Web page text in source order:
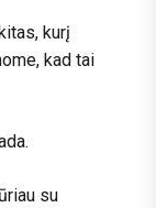
kurį
kad tai
su